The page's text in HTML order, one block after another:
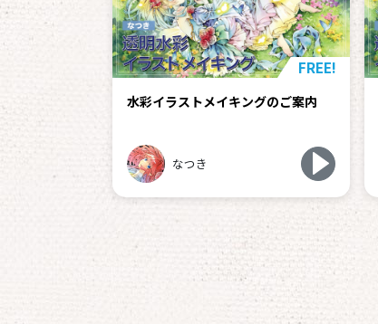
FREE!
水彩イラストメイキングのご案内
なつき